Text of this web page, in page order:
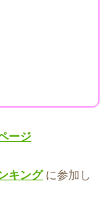
ージ
キングに参加し